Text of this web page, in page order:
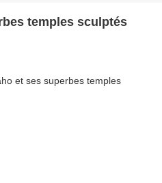
temples sculptés